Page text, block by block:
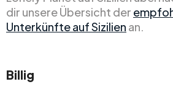
dir unsere Übersicht der
Unterkünfte auf Sizilien an.
Billig